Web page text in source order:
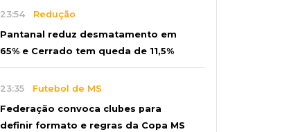
23:54 Redução
Pantanal reduz desmatamento em
65% e Cerrado tem queda de 11,5%
23:35 Futebol de MS
Federação convoca clubes para
definir formato e regras da Copa MS